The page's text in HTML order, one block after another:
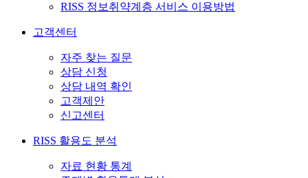
RISS 정보취약계층 서비스 이용방법
고객센터
자주 찾는 질문
상담 신청
상담 내역 확인
고객제안
신고센터
RISS 활용도 분석
자료 현황 통계